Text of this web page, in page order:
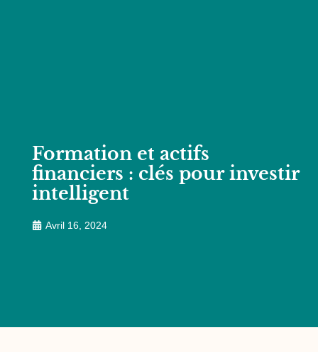
Formation et actifs
financiers : clés pour investir
intelligent
Avril 16, 2024